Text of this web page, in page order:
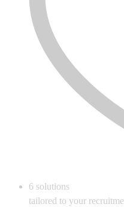
6 solutions
tailored to your